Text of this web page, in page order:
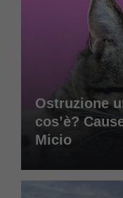
Ostruzione
cos’è?
Micio